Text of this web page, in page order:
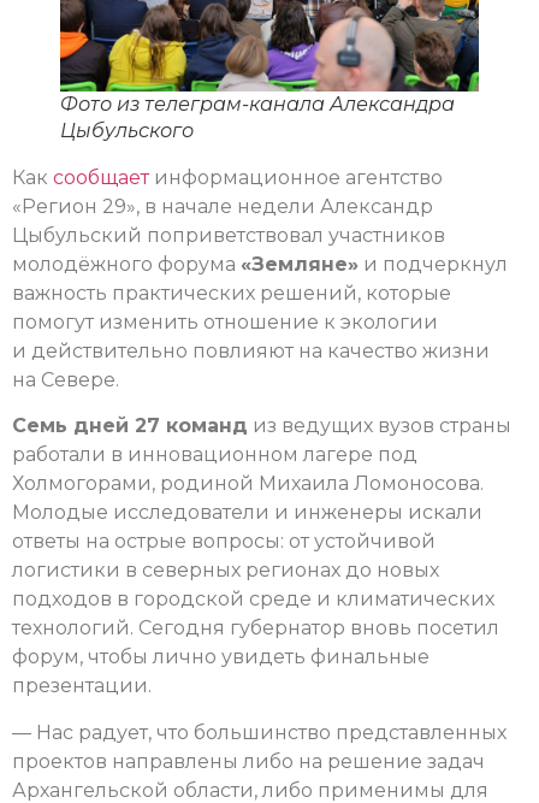
Фото из телеграм-канала Александра
Цыбульского
Как сообщаетинформационное агентство
«Регион 29», в начале недели Александр
Цыбульский поприветствовал участников
молодёжного форума «Земляне» и подчеркнул
важность практических решений, которые
помогут изменить отношение к экологии
и действительно повлияют на качество жизни
на Севере.
Семь дней 27 команд из ведущих вузов страны
работали в инновационном лагере под
Холмогорами, родиной Михаила Ломоносова.
Молодые исследователи и инженеры искали
ответы на острые вопросы: от устойчивой
логистики в северных регионах до новых
подходов в городской среде и климатических
технологий. Сегодня губернатор вновь посетил
форум, чтобы лично увидеть финальные
презентации.
— Нас радует, что большинство представленных
проектов направлены либо на решение задач
Архангельской области, либо применимы для